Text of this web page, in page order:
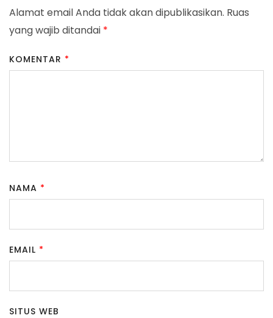
Alamat email Anda tidak akan dipublikasikan. Ruas
yang wajib ditandai *
KOMENTAR *
NAMA *
EMAIL *
SITUS WEB